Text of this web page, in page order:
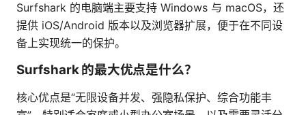
Surfshark 的电脑端主要支持 Windows 与 macOS，还
提供 iOS/Android 版本以及浏览器扩展，便于在不同设
备上实现统一的保护。
Surfshark 的最大优点是什么？
核心优点是“无限设备并发、强隐私保护、综合功能丰